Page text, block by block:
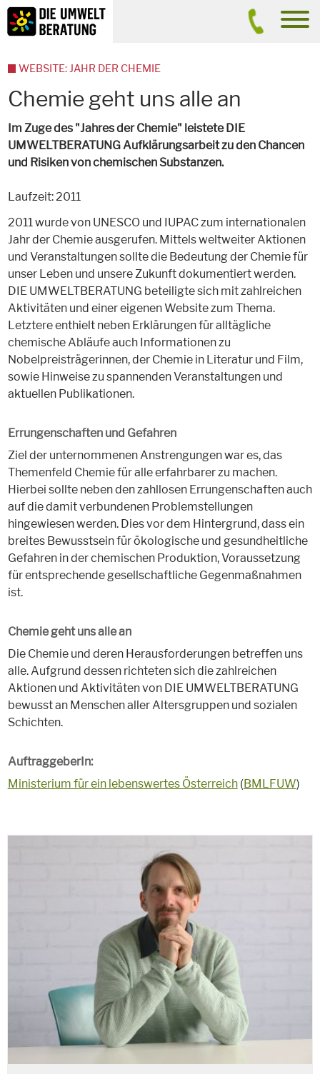
Inhalt
Suche
Chemie geht uns alle an
Im Zuge des "Jahres der Chemie" leistete DIE
UMWELTBERATUNG Aufklärungsarbeit zu den Chancen
und Risiken von chemischen Substanzen.
Laufzeit: 2011
2011 wurde von UNESCO und IUPAC zum internationalen
Jahr der Chemie ausgerufen. Mittels weltweiter Aktionen
und Veranstaltungen sollte die Bedeutung der Chemie für
unser Leben und unsere Zukunft dokumentiert werden.
DIE UMWELTBERATUNG beteiligte sich mit zahlreichen
Aktivitäten und einer eigenen Website zum Thema.
Letztere enthielt neben Erklärungen für alltägliche
chemische Abläufe auch Informationen zu
Nobelpreisträgerinnen, der Chemie in Literatur und Film,
sowie Hinweise zu spannenden Veranstaltungen und
aktuellen Publikationen.
Errungenschaften und Gefahren
Ziel der unternommenen Anstrengungen war es, das
Themenfeld Chemie für alle erfahrbarer zu machen.
Hierbei sollte neben den zahllosen Errungenschaften auch
auf die damit verbundenen Problemstellungen
hingewiesen werden. Dies vor dem Hintergrund, dass ein
breites Bewusstsein für ökologische und gesundheitliche
Gefahren in der chemischen Produktion, Voraussetzung
für entsprechende gesellschaftliche Gegenmaßnahmen
ist.
Chemie geht uns alle an
Die Chemie und deren Herausforderungen betreffen uns
alle. Aufgrund dessen richteten sich die zahlreichen
Aktionen und Aktivitäten von DIE UMWELTBERATUNG
bewusst an Menschen aller Altersgruppen und sozialen
Schichten.
AuftraggeberIn:
Ministerium für ein lebenswertes Österreich(BMLFUW)
WEBSITE: JAHR DER CHEMIE